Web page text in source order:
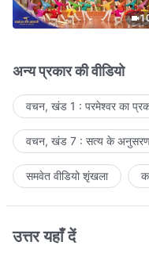
अन्य प्रकार की वीडियो
वचन, खंड 1 : परमेश्वर का
वचन, खंड 7 : सत्य के अनुसरण
समवेत वीडियो शृंखला
उत्तर यहाँ दें